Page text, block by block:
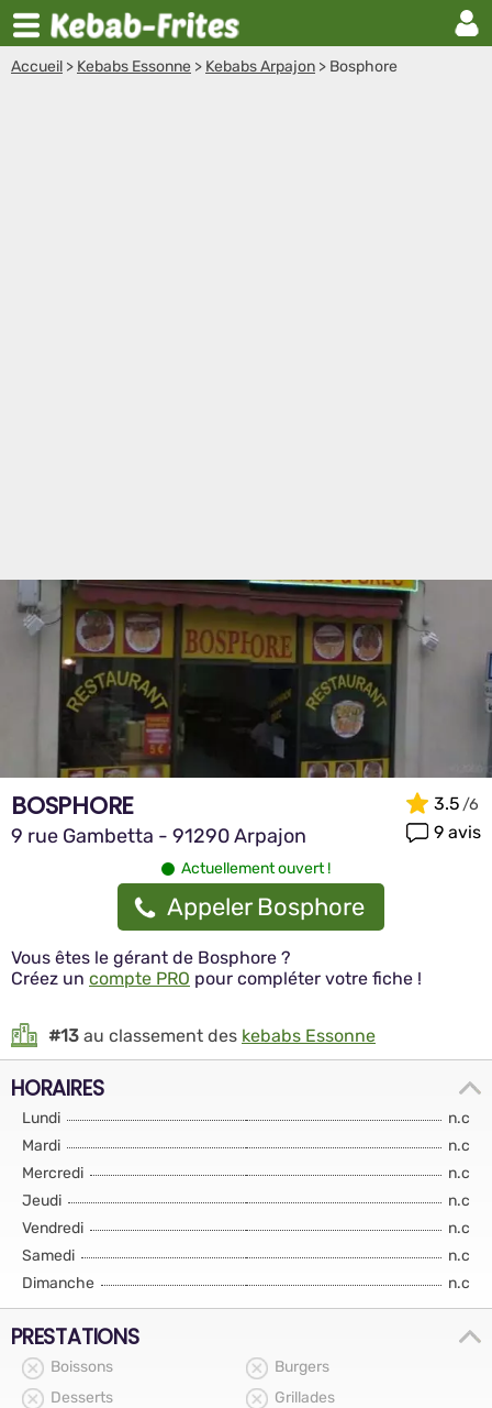
Accueil > Kebabs Essonne > Kebabs Arpajon > Bosphore
BOSPHORE
9 rue Gambetta - 91290 Arpajon
3.5
9 avis
Actuellement ouvert !
Appeler Bosphore
Vous êtes le gérant de Bosphore ?
Créez un compte PRO pour compléter votre fiche !
#13 au classement des kebabs Essonne
HORAIRES
Lundi
n.c
Mardi
n.c
Mercredi
n.c
Jeudi
n.c
Vendredi
n.c
Samedi
n.c
Dimanche
n.c
PRESTATIONS
Boissons
Burgers
Desserts
Grillades